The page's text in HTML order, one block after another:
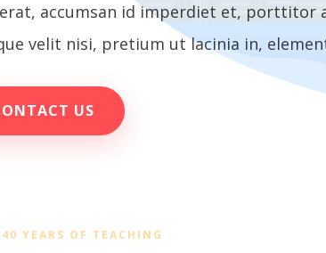
accumsan id imperdiet et, porttitor
velit nisi, pretium ut lacinia in,
US
YEARS OF TEACHING